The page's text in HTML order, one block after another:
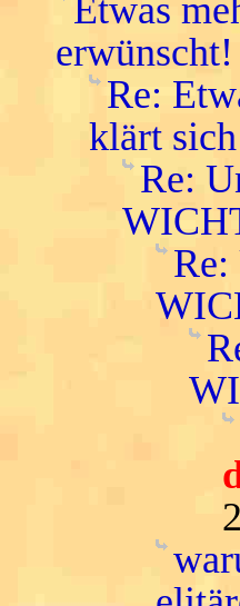
Etwas
erwünscht!
Re:
klärt
Re: